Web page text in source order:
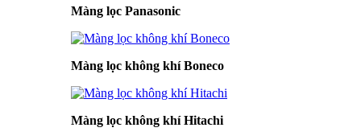
Màng lọc Panasonic
Màng lọc không khí Boneco
Màng lọc không khí Hitachi